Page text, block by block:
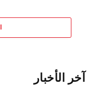
آخر الأخبار